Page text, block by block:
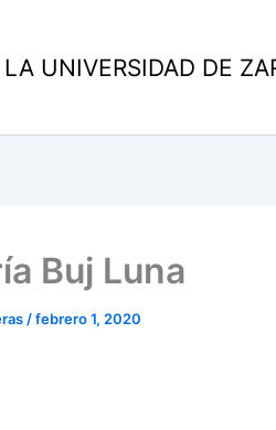
UNIVERSIDAD DE
Buj Luna
/febrero 1, 2020